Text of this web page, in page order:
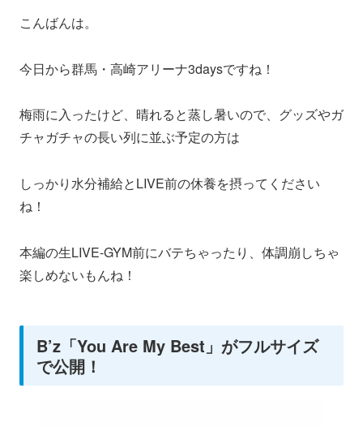
こんばんは。
今日から群馬・高崎アリーナ3daysですね！
梅雨に入ったけど、晴れると蒸し暑いので、グッズやガ
チャガチャの長い列に並ぶ予定の方は
しっかり水分補給とLIVE前の休養を摂ってください
ね！
本編の生LIVE-GYM前にバテちゃったり、体調崩しちゃ
楽しめないもんね！
B’z「You Are My Best」がフルサイズ
で公開！